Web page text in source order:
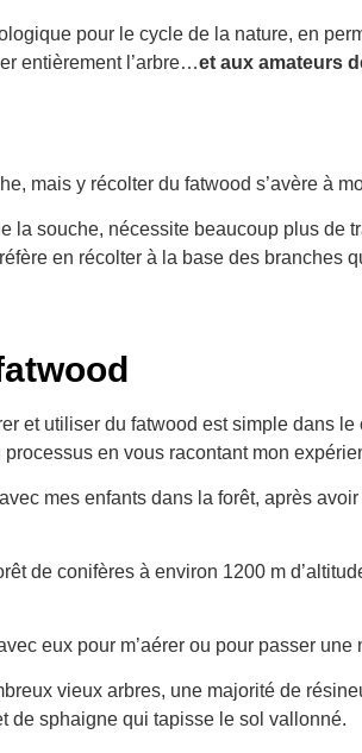
pour le cycle de la nature, en
entièrement l’arbre…et aux amateurs
mais y récolter du fatwood s’avère à
la souche, nécessite beaucoup plus de
en récolter à la base des branches
et utiliser du fatwood est simple dans le
en vous racontant mon
mes enfants dans la forêt, après
de conifères à environ 1200 m
eux pour m’aérer ou pour passer une
vieux arbres, une majorité de
de sphaigne qui tapisse le sol vallonné.